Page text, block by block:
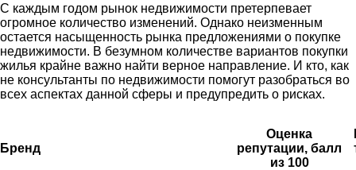
С каждым годом рынок недвижимости претерпевает
огромное количество изменений. Однако неизменным
остается насыщенность рынка предложениями о покупке
недвижимости. В безумном количестве вариантов покупки
жилья крайне важно найти верное направление. И кто, как
не консультанты по недвижимости помогут разобраться во
всех аспектах данной сферы и предупредить о рисках.
Бренд
Оценка
репутации, балл
из 100